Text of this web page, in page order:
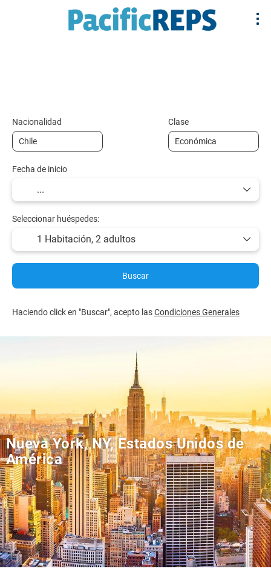
Nueva York, NY, Estados Unidos de
América
Nacionalidad Clase
Fecha de inicio
Seleccionar huéspedes:
1 Habitación, 2 adultos
Buscar
Haciendo click en "Buscar", acepto lasCondiciones Generales